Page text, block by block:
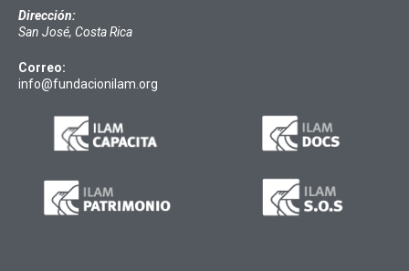
Dirección:
San José, Costa Rica
Correo:
info@fundacionilam.org